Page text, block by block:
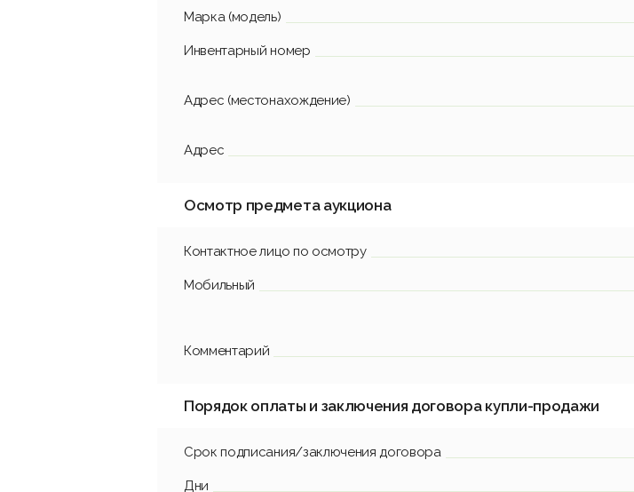
Марка (модель)
Инвентарный номер
Адрес (местонахождение)
Адрес
Осмотр предмета аукциона
Контактное лицо по осмотру
Мобильный
Комментарий
Порядок оплаты и заключения договора купли-продажи
Срок подписания/заключения договора
Дни